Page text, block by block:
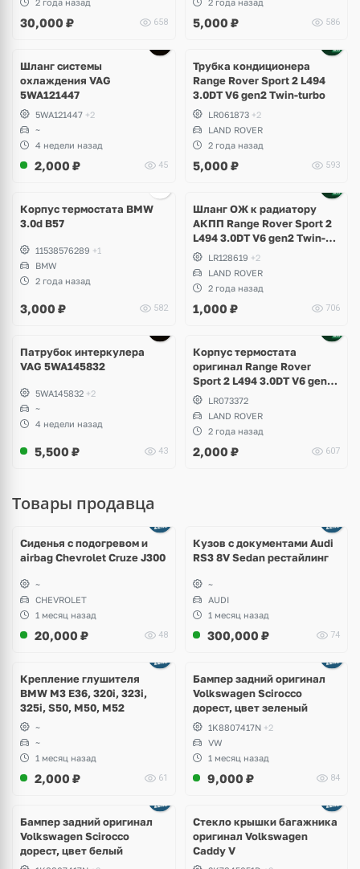
Skoda Kodiaq, Karoq,
Superb
30,000 ₽ 658 5,000 ₽ 586
Шланг системы
охлаждения VAG
5WA121447
5WA121447 +2
~
4 недели назад
2,000 ₽ 45
Трубка кондиционера
Range Rover Sport 2 L494
3.0DT V6 gen2 Twin-turbo
LR061873 +2
LAND ROVER
2 года назад
5,000 ₽ 593
Корпус термостата BMW
3.0d B57
11538576289 +1
BMW
2 года назад
3,000 ₽ 582
Шланг ОЖ к радиатору
АКПП Range Rover Sport 2
L494 3.0DT V6 gen2 Twin-
turboLR128619 +2
LAND ROVER
2 года назад
1,000 ₽ 706
Патрубок интеркулера
VAG 5WA145832
5WA145832 +2
~
4 недели назад
5,500 ₽ 43
Корпус термостата
оригинал Range Rover
Sport 2 L494 3.0DT V6 gen2
Twin-turbo
LR073372
LAND ROVER
2 года назад
2,000 ₽ 607
Товары продавца
Сиденья с подогревом и
airbag Chevrolet Cruze J300
~
CHEVROLET
1 месяц назад
20,000 ₽ 48
Кузов с документами Audi
RS3 8V Sedan рестайлинг
~
AUDI
1 месяц назад
300,000 ₽ 74
Крепление глушителя
BMW M3 E36, 320i, 323i,
325i, S50, M50, M52
~
~
1 месяц назад
2,000 ₽ 61
Бампер задний оригинал
Volkswagen Scirocco
дорест, цвет зеленый
1K8807417N +2
VW
1 месяц назад
9,000 ₽ 84
Бампер задний оригинал
Volkswagen Scirocco
дорест, цвет белый
Стекло крышки багажника
оригинал Volkswagen
Caddy V